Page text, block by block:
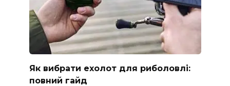
Як вибрати ехолот для риболовлі:
повний гайд